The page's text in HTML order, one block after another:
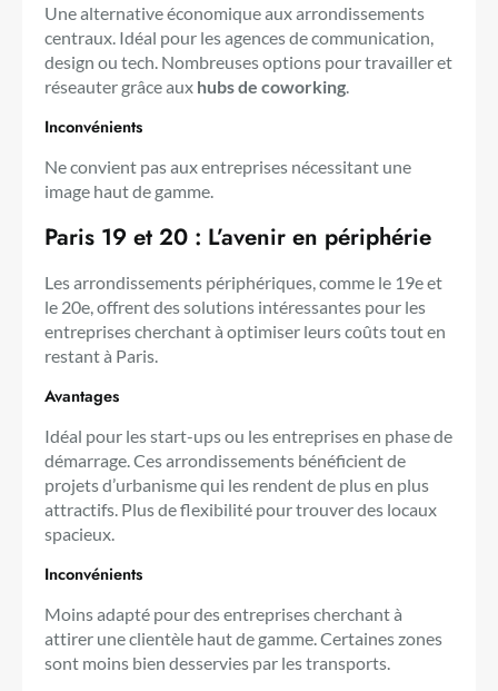
Une alternative économique aux arrondissements
centraux. Idéal pour les agences de communication,
design ou tech. Nombreuses options pour travailler et
réseauter grâce aux hubs de coworking
Inconvénients
Ne convient pas aux entreprises nécessitant une
image haut de gamme.
Paris 19 et 20 : L’avenir en périphérie
Les arrondissements périphériques, comme le 19e et
le 20e, offrent des solutions intéressantes pour les
entreprises cherchant à optimiser leurs coûts tout en
restant à Paris.
Avantages
Idéal pour les start-ups ou les entreprises en phase de
démarrage. Ces arrondissements bénéficient de
projets d’urbanisme qui les rendent de plus en plus
attractifs. Plus de flexibilité pour trouver des locaux
spacieux.
Inconvénients
Moins adapté pour des entreprises cherchant à
attirer une clientèle haut de gamme. Certaines zones
sont moins bien desservies par les transports.